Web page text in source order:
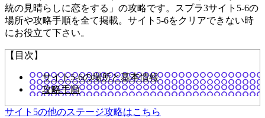
統の見晴らしに恋をする」の攻略です。スプラ3サイト5-6の
場所や攻略手順を全て掲載。サイト5-6をクリアできない時
にお役立て下さい。
【目次】
サイト5-6の場所と基本情報
攻略手順
サイト5の他のステージ攻略はこちら